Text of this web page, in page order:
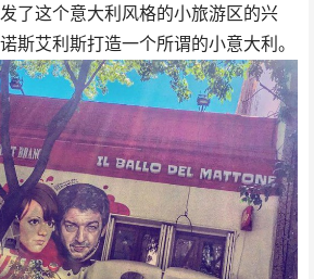
了这个意大利风格的小旅游区的兴
斯艾利斯打造一个所谓的小意大利。